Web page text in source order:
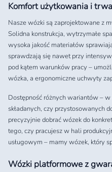
Komfort użytkowania i
Nasze wózki są zaprojektowane z
Solidna konstrukcja, wytrzymałe
wysoka jakość materiałów
sprawdzają się nawet przy
pod kątem warunków pracy –
wózka, a ergonomiczne uchwyty
Dostępność różnych wariantów –
składanych, czy przystosowanych
precyzyjnie dobrać wózek do
tego, czy pracujesz w hali
usługowym – mamy wózek, który
Wózki platformowe z